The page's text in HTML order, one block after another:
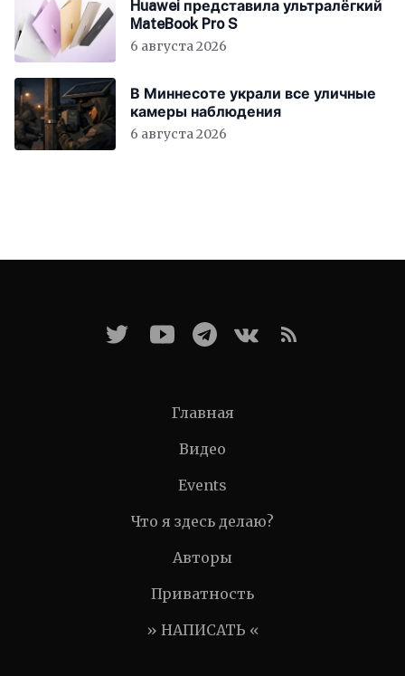
Huawei представила ультралёгкий
MateBook Pro S
6 августа 2026
В Миннесоте украли все уличные
камеры наблюдения
6 августа 2026
Главная
Видео
Events
Что я здесь делаю?
Авторы
Приватность
» НАПИСАТЬ «